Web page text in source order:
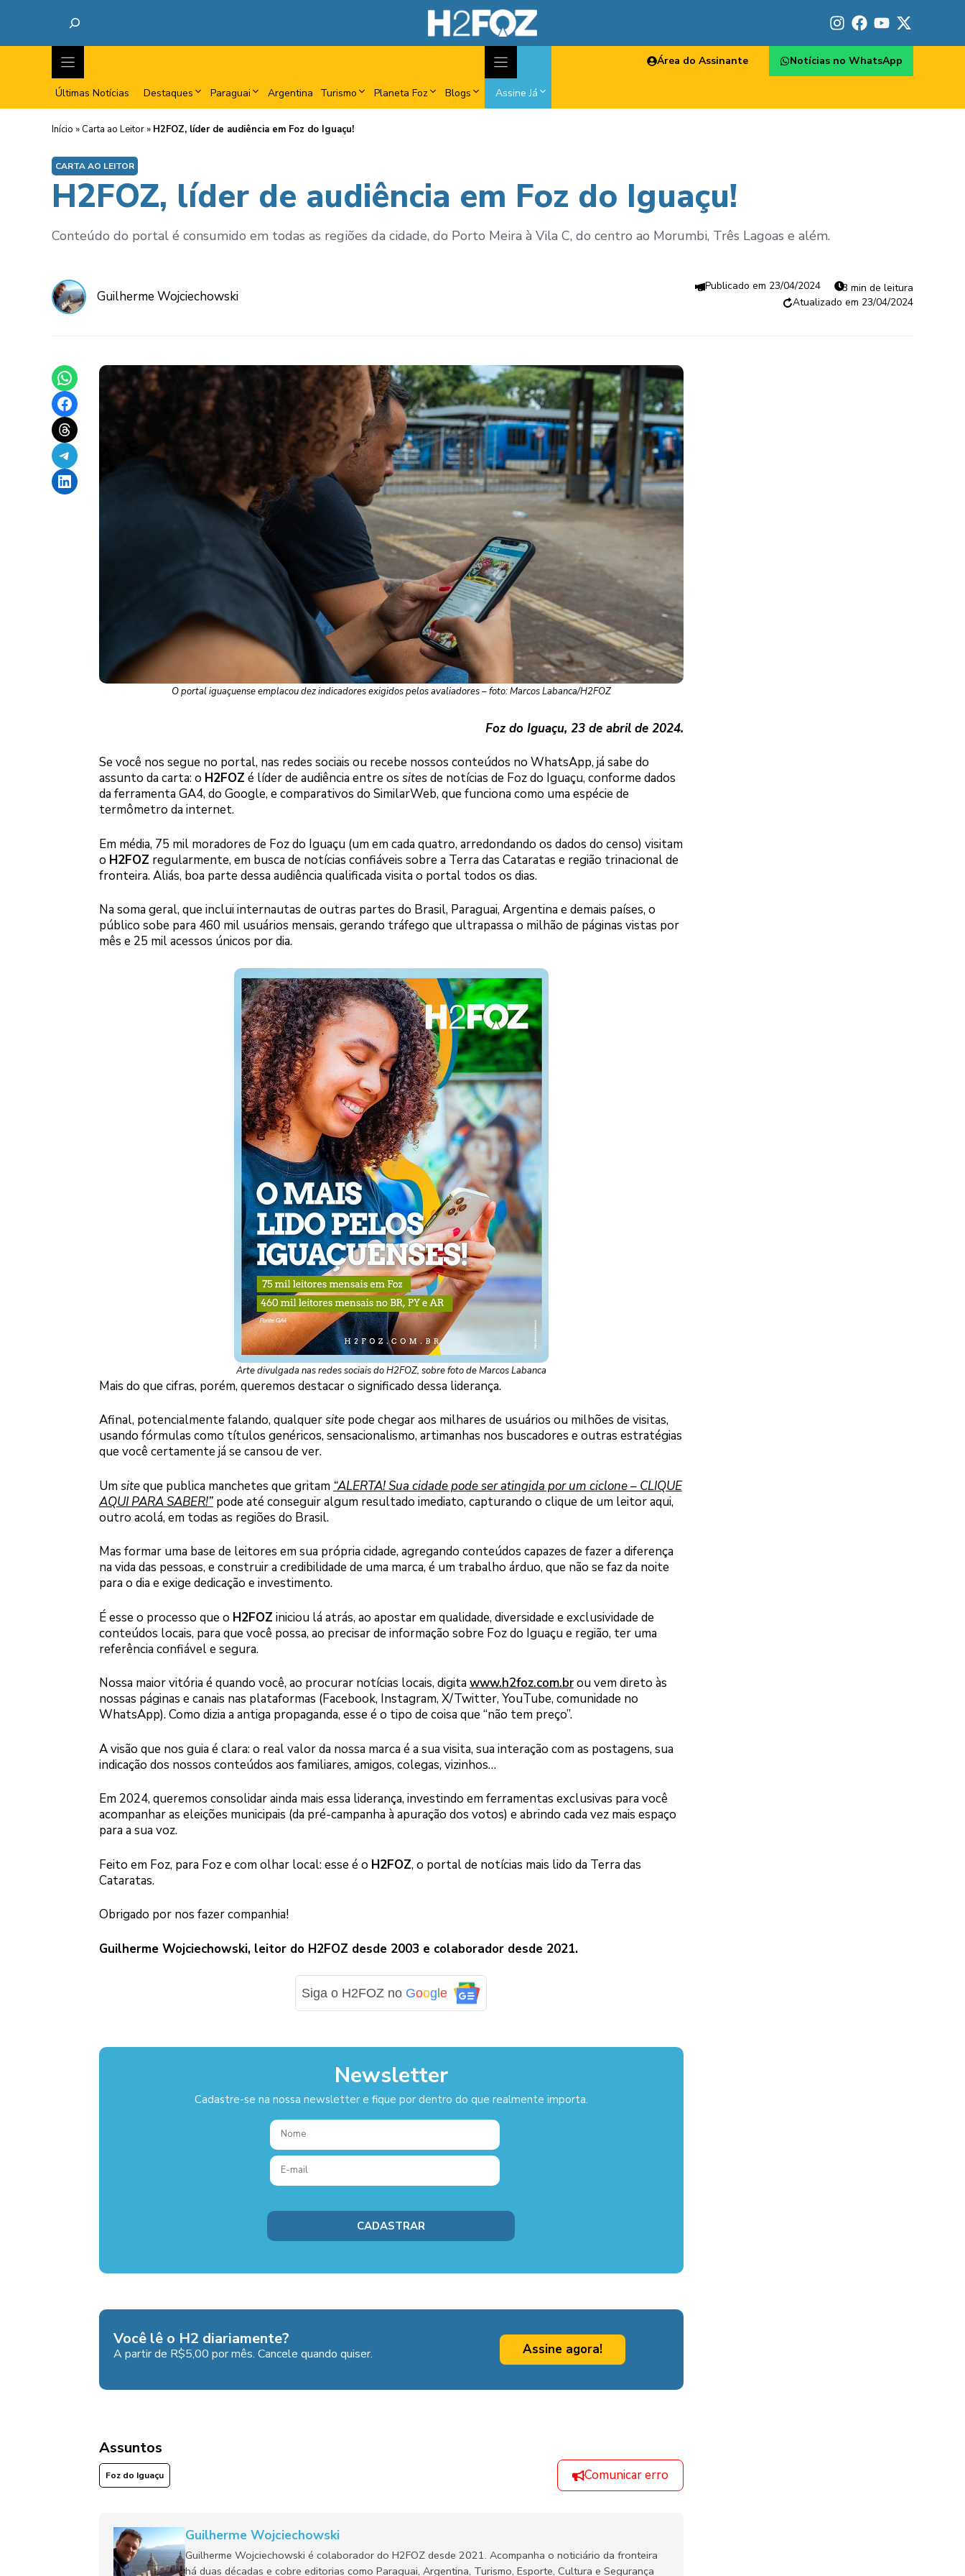
Últimas Notícias Destaques Paraguai Argentina Turismo Planeta Foz Blogs Assine Já
Área do Assinante Notícias no WhatsApp
Início » Carta ao Leitor » H2FOZ, líder de audiência em Foz do Iguaçu!
CARTA AO LEITOR
H2FOZ, líder de audiência em Foz do Iguaçu!
Conteúdo do portal é consumido em todas as regiões da cidade, do Porto Meira à Vila C, do centro ao Morumbi, Três Lagoas e além.
Guilherme Wojciechowski
23/04/2024
3 min de leitura
23/04/2024
Share on WhatsApp
Share on Facebook
Share on Threads
Share on Telegram
Share on LinkedIn
O portal iguaçuense emplacou dez indicadores exigidos pelos avaliadores – foto: Marcos Labanca/H2FOZ
Foz do Iguaçu, 23 de abril de 2024.
Se você nos segue no portal, nas redes sociais ou recebe nossos conteúdos no WhatsApp, já sabe do
assunto da carta: o H2FOZ é líder de audiência entre os sitesde notícias de Foz do Iguaçu, conforme dados
da ferramenta GA4, do Google, e comparativos do SimilarWeb, que funciona como uma espécie de
termômetro da internet.
Em média, 75 mil moradores de Foz do Iguaçu (um em cada quatro, arredondando os dados do censo) visitam
o H2FOZ regularmente, em busca de notícias confiáveis sobre a Terra das Cataratas e região trinacional de
fronteira. Aliás, boa parte dessa audiência qualificada visita o portal todos os dias.
Na soma geral, que inclui internautas de outras partes do Brasil, Paraguai, Argentina e demais países, o
público sobe para 460 mil usuários mensais, gerando tráfego que ultrapassa o milhão de páginas vistas por
mês e 25 mil acessos únicos por dia.
Arte divulgada nas redes sociais do H2FOZ, sobre foto de Marcos Labanca
Mais do que cifras, porém, queremos destacar o significado dessa liderança.
Afinal, potencialmente falando, qualquersitepode chegar aos milhares de usuários ou milhões de visitas,
usando fórmulas como títulos genéricos, sensacionalismo, artimanhas nos buscadores e outras estratégias
que você certamente já se cansou de ver.
Umsiteque publica manchetes que gritam “ALERTA! Sua cidade pode ser atingida por um ciclone – CLIQUE
AQUI PARA SABER!”pode até conseguir algum resultado imediato, capturando o clique de um leitor aqui,
outro acolá, em todas as regiões do Brasil.
Mas formar uma base de leitores em sua própria cidade, agregando conteúdos capazes de fazer a diferença
na vida das pessoas, e construir a credibilidade de uma marca, é um trabalho árduo, que não se faz da noite
para o dia e exige dedicação e investimento.
É esse o processo que o H2FOZ iniciou lá atrás, ao apostar em qualidade, diversidade e exclusividade de
conteúdos locais, para que você possa, ao precisar de informação sobre Foz do Iguaçu e região, ter uma
referência confiável e segura.
Nossa maior vitória é quando você, ao procurar notícias locais, digitawww.h2foz.com.brou vem direto às
nossas páginas e canais nas plataformas (Facebook, Instagram, X/Twitter, YouTube, comunidade no
WhatsApp). Como dizia a antiga propaganda, esse é o tipo de coisa que “não tem preço”.
A visão que nos guia é clara: o real valor da nossa marca é a sua visita, sua interação com as postagens, sua
indicação dos nossos conteúdos aos familiares, amigos, colegas, vizinhos…
Em 2024, queremos consolidar ainda mais essa liderança, investindo em ferramentas exclusivas para você
acompanhar as eleições municipais (da pré-campanha à apuração dos votos) e abrindo cada vez mais espaço
para a sua voz.
Feito em Foz, para Foz e com olhar local: esse é o H2FOZ, o portal de notícias mais lido da Terra das
Cataratas.
Obrigado por nos fazer companhia!
Guilherme Wojciechowski, leitor do H2FOZ desde 2003 e colaborador desde 2021.
Siga o H2FOZ no Goog le
Newsletter
Cadastre-se na nossa newsletter e fique por dentro do que realmente importa.
Você lê o H2 diariamente?
A partir de R$5,00 por mês. Cancele quando quiser. Assine agora!
Assuntos
Foz do Iguaçu Comunicar erro
Guilherme Wojciechowski
Guilherme Wojciechowski é colaborador do H2FOZ desde 2021. Acompanha o noticiário da fronteira
há duas décadas e cobre editorias como Paraguai, Argentina, Turismo, Esporte, Cultura e Segurança